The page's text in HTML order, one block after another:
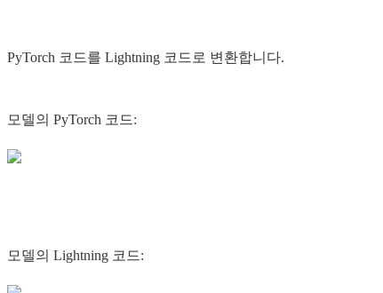
PyTorch 코드를 Lightning 코드로 변환합니다.
모델의 PyTorch 코드:
모델의 Lightning 코드: